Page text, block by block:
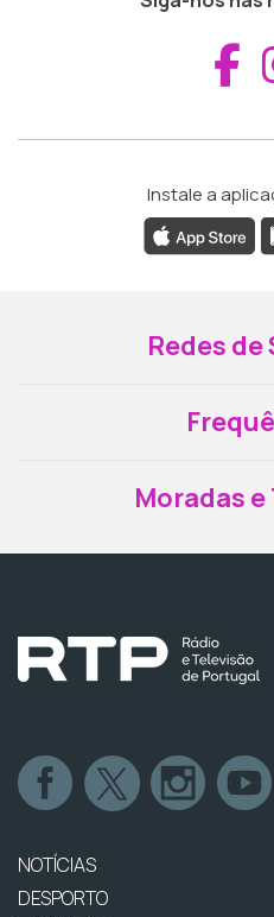
Instale a
Redes
Moradas
NOTÍCIAS
DESPORTO